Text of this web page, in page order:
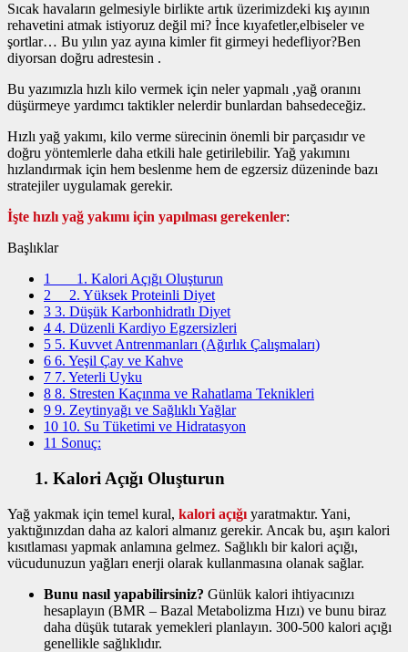
Sıcak havaların gelmesiyle birlikte artık üzerimizdeki kış ayının
rehavetini atmak istiyoruz değil mi? İnce kıyafetler,elbiseler ve
şortlar… Bu yılın yaz ayına kimler fit girmeyi hedefliyor?Ben
diyorsan doğru adrestesin .
Bu yazımızla hızlı kilo vermek için neler yapmalı ,yağ oranını
düşürmeye yardımcı taktikler nelerdir bunlardan bahsedeceğiz.
Hızlı yağ yakımı, kilo verme sürecinin önemli bir parçasıdır ve
doğru yöntemlerle daha etkili hale getirilebilir. Yağ yakımını
hızlandırmak için hem beslenme hem de egzersiz düzeninde bazı
stratejiler uygulamak gerekir.
İşte hızlı yağ yakımı için yapılması gerekenler:
Başlıklar
1 1. Kalori Açığı Oluşturun
2 2. Yüksek Proteinli Diyet
3 3. Düşük Karbonhidratlı Diyet
4 4. Düzenli Kardiyo Egzersizleri
5 5. Kuvvet Antrenmanları (Ağırlık Çalışmaları)
6 6. Yeşil Çay ve Kahve
7 7. Yeterli Uyku
8 8. Stresten Kaçınma ve Rahatlama Teknikleri
9 9. Zeytinyağı ve Sağlıklı Yağlar
10 10. Su Tüketimi ve Hidratasyon
11 Sonuç:
1. Kalori Açığı Oluşturun
Yağ yakmak için temel kural, kalori açığı yaratmaktır. Yani,
yaktığınızdan daha az kalori almanız gerekir. Ancak bu, aşırı kalori
kısıtlaması yapmak anlamına gelmez. Sağlıklı bir kalori açığı,
vücudunuzun yağları enerji olarak kullanmasına olanak sağlar.
Bunu nasıl yapabilirsiniz? Günlük kalori ihtiyacınızı
hesaplayın (BMR – Bazal Metabolizma Hızı) ve bunu biraz
daha düşük tutarak yemekleri planlayın. 300-500 kalori açığı
genellikle sağlıklıdır.